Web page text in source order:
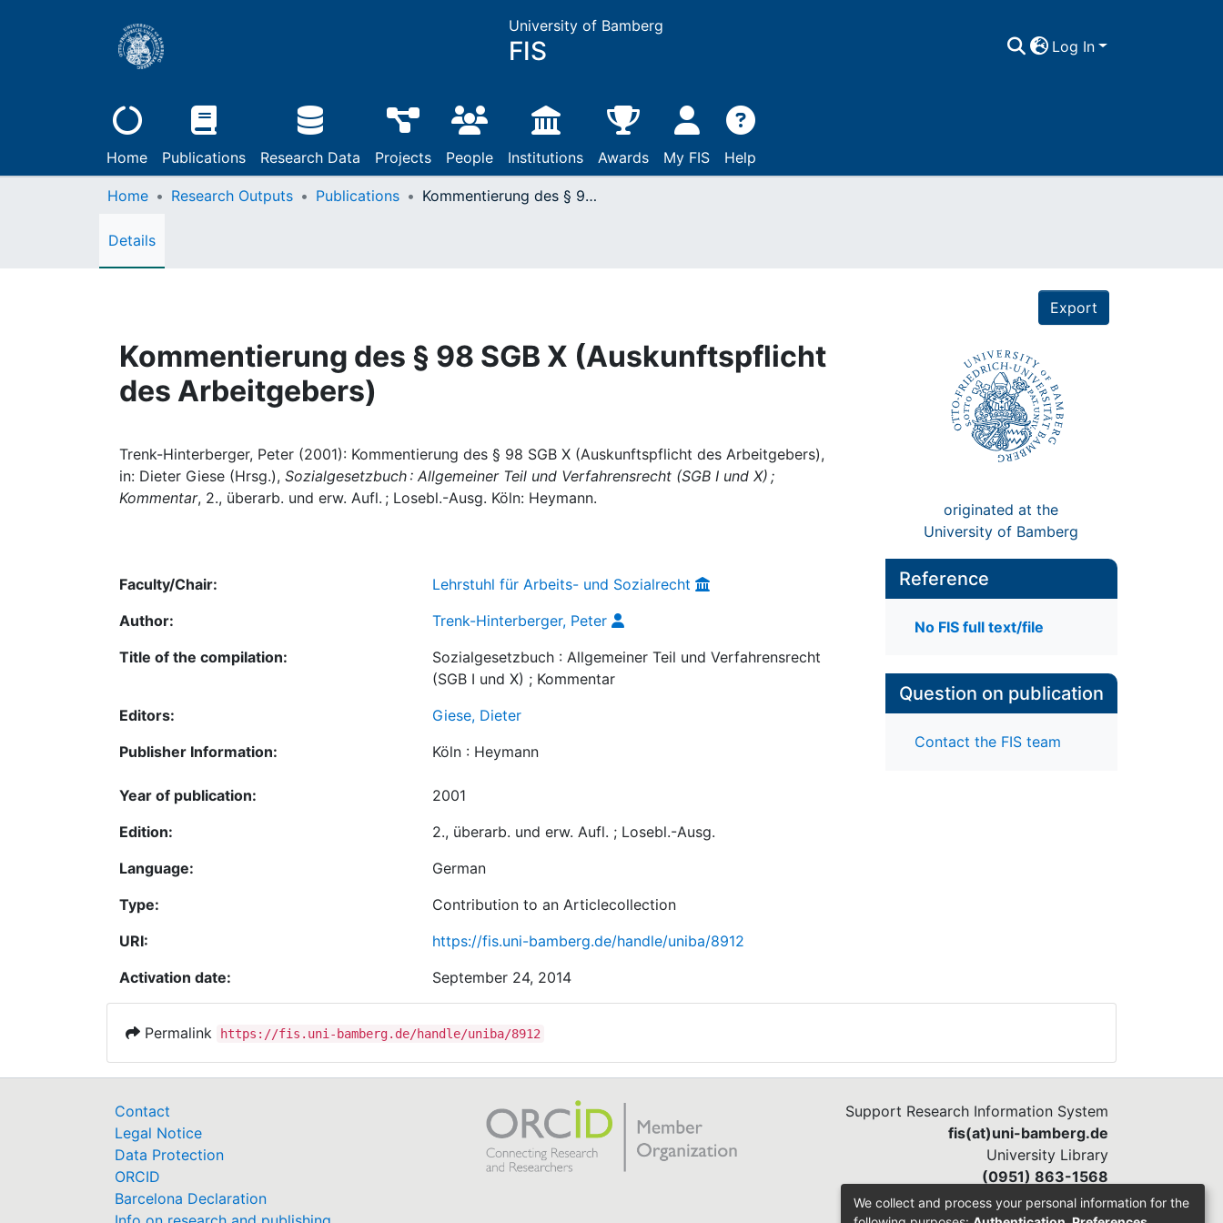
University of Bamberg
FIS Log In
Home Publications Research Data Projects People Institutions Awards My FIS Help
Home Research Outputs Publications Kommentierung des § 98 SGB X (Auskunftspflicht des Arbeitgebers)
Details
Export
Kommentierung des § 98 SGB X (Auskunftspflicht
des Arbeitgebers)
Trenk-Hinterberger, Peter (2001): Kommentierung des § 98 SGB X (Auskunftspflicht des Arbeitgebers),
in: Dieter Giese (Hrsg.), Sozialgesetzbuch : Allgemeiner Teil und Verfahrensrecht (SGB I und X) ;
Kommentar, 2., überarb. und erw. Aufl. ; Losebl.-Ausg. Köln: Heymann.
originated at the
University of Bamberg
Faculty/Chair:
Lehrstuhl für Arbeits- und Sozialrecht
Author:
Trenk-Hinterberger, Peter
Title of the compilation:
Sozialgesetzbuch : Allgemeiner Teil und Verfahrensrecht
(SGB I und X) ; Kommentar
Editors:
Giese, Dieter
Publisher Information:
Köln : Heymann
Year of publication:
2001
Edition:
2., überarb. und erw. Aufl. ; Losebl.-Ausg.
Language:
German
Type:
Contribution to an Articlecollection
URI:
https://fis.uni-bamberg.de/handle/uniba/8912
Activation date:
September 24, 2014
Reference
No FIS full text/file
Question on publication
Contact the FIS team
Permalink https://fis.uni-bamberg.de/handle/uniba/8912
Contact
Legal Notice
Data Protection
ORCID
Barcelona Declaration
Support Research Information System
fis(at)uni-bamberg.de
University Library
(0951) 863-1568
We collect and process your personal information for the